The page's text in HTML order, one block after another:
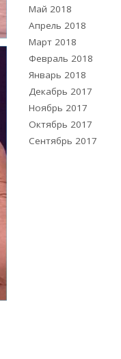
Май 2018
Апрель 2018
Март 2018
Февраль 2018
Январь 2018
Декабрь 2017
Ноябрь 2017
Октябрь 2017
Сентябрь 2017